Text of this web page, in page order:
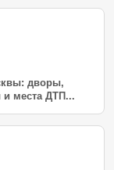
дворы,
места ДТП...